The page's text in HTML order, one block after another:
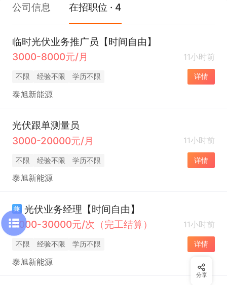
公司信息 在招职位 · 4
临时光伏业务推广员【时间自由】
3000-8000元/月
11小时前
不限 经验不限 学历不限 详情
泰旭新能源
光伏跟单测量员
3000-20000元/月
11小时前
不限 经验不限 学历不限 详情
泰旭新能源
兼 光伏业务经理【时间自由】
4000-30000元/次（完工结算）
11小时前
不限 经验不限 学历不限 详情
泰旭新能源
分享